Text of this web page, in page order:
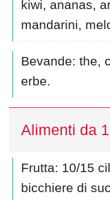
kiwi, ananas,
mandarini,
Bevande: the,
erbe.
Alimenti da
Frutta: 10/15
bicchiere di